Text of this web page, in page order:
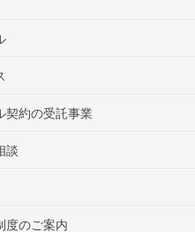
契約の受託事業
談
度のご案内